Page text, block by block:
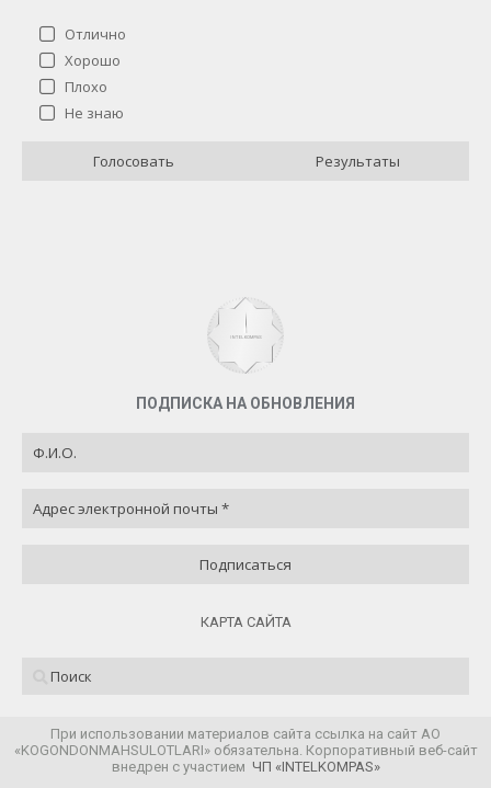
Отлично
Хорошо
Плохо
Не знаю
Результаты
Голосовать
Как Вы оцениваете деятельность общества?
ПОДПИСКА НА ОБНОВЛЕНИЯ
КАРТА САЙТА
При использовании материалов сайта ссылка на сайт АО
«KOGONDONMAHSULOTLARI» обязательна. Корпоративный веб-сайт
внедрен с участием ЧП «INTELKOMPAS»